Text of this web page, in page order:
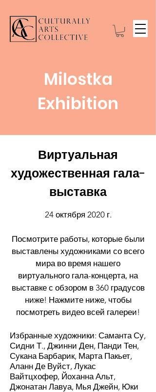
Milostka​
Exhibition
Виртуальная
художественная гала-
выставка
24 октября 2020 г.
Посмотрите работы, которые были
выставлены художниками со всего
мира во время нашего
виртуального гала-концерта, на
выставке с обзором в 360 градусов
ниже! Нажмите ниже, чтобы
посмотреть видео всей галереи!
Избранные художники: Саманта Су,
Сидни Т., Джинни Ден, Панди Тен,
Сукана Барбарик, Марта Пакьет,
Аланн Де Вуйст, Лукас
Вайтцхофер, Йоханна Альт,
Джонатан Лавуа, Мья Джейн, Юки